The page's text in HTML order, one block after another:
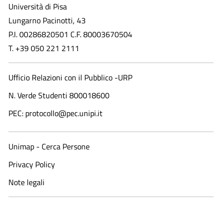
Università di Pisa
Lungarno Pacinotti, 43
P.I. 00286820501 C.F. 80003670504
T. +39 050 221 2111
Ufficio Relazioni con il Pubblico -URP
N. Verde Studenti 800018600​
PEC: protocollo@pec.unipi.it
Unimap - Cerca Persone
Privacy Policy
Note legali